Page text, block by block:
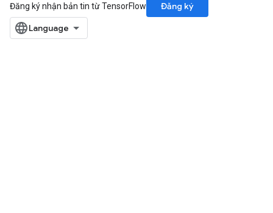
Đăng ký nhận bản tin từ TensorFlow
Đăng ký